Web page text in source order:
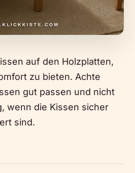
auf den Holzplatten,
zu bieten. Achte
gut passen und nicht
wenn die Kissen sicher
sind.